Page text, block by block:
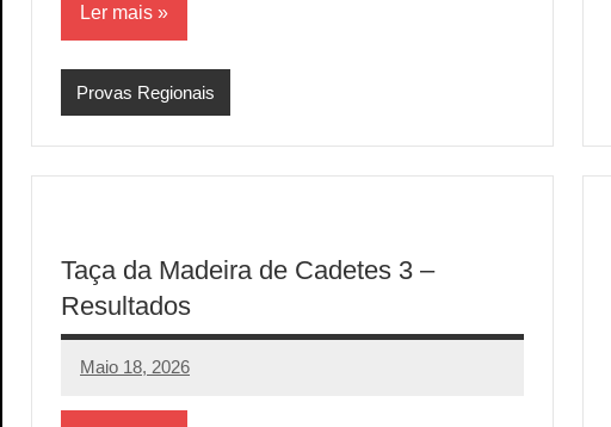
Ler mais
Provas Regionais
Taça da Madeira de Cadetes 3 –
Resultados
Maio 18, 2026
aeram
Sem
comentários